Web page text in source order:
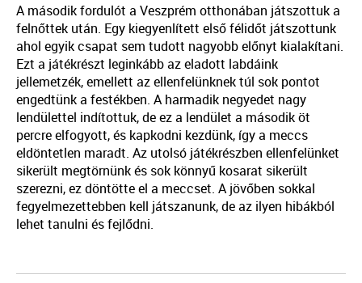
A második fordulót a Veszprém otthonában játszottuk a
felnőttek után. Egy kiegyenlített első félidőt játszottunk
ahol egyik csapat sem tudott nagyobb előnyt kialakítani.
Ezt a játékrészt leginkább az eladott labdáink
jellemetzék, emellett az ellenfelünknek túl sok pontot
engedtünk a festékben. A harmadik negyedet nagy
lendülettel indítottuk, de ez a lendület a második öt
percre elfogyott, és kapkodni kezdünk, így a meccs
eldöntetlen maradt. Az utolsó játékrészben ellenfelünket
sikerült megtörnünk és sok könnyű kosarat sikerült
szerezni, ez döntötte el a meccset. A jövőben sokkal
fegyelmezettebben kell játszanunk, de az ilyen hibákból
lehet tanulni és fejlődni.